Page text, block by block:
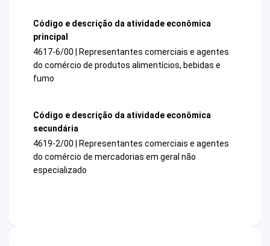
Código e descrição da atividade econômica
principal
4617-6/00 | Representantes comerciais e agentes
do comércio de produtos alimentícios, bebidas e
fumo
Código e descrição da atividade econômica
secundária
4619-2/00 | Representantes comerciais e agentes
do comércio de mercadorias em geral não
especializado